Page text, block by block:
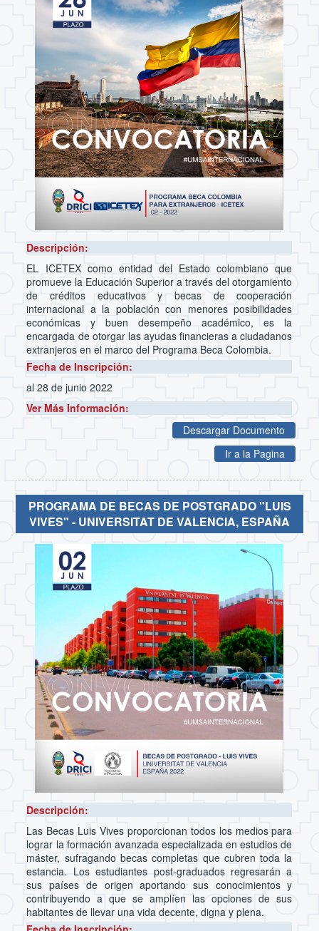
Descripción:
EL ICETEX como entidad del Estado colombiano que
promueve la Educación Superior a través del otorgamiento
de créditos educativos y becas de cooperación
internacional a la población con menores posibilidades
económicas y buen desempeño académico, es la
encargada de otorgar las ayudas financieras a ciudadanos
extranjeros en el marco del Programa Beca Colombia.
Fecha de Inscripción:
al 28 de junio 2022
Ver Más Información:
Descargar Documento
Ir a la Pagina
PROGRAMA DE BECAS DE POSTGRADO "LUIS
VIVES" - UNIVERSITAT DE VALENCIA, ESPAÑA
Descripción:
Las Becas Luis Vives proporcionan todos los medios para
lograr la formación avanzada especializada en estudios de
máster, sufragando becas completas que cubren toda la
estancia. Los estudiantes post-graduados regresarán a
sus países de origen aportando sus conocimientos y
contribuyendo a que se amplíen las opciones de sus
habitantes de llevar una vida decente, digna y plena.